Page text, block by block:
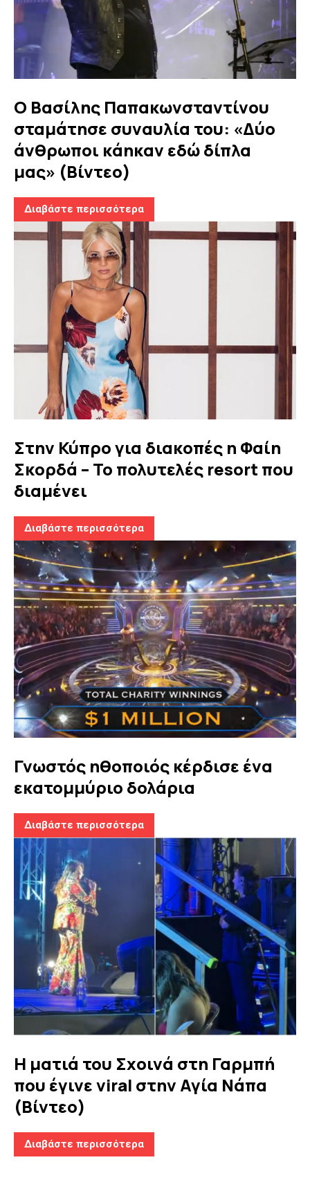
Ο Βασίλης Παπακωνσταντίνου
σταμάτησε συναυλία του: «Δύο
άνθρωποι κάηκαν εδώ δίπλα
μας» (Βίντεο)
Διαβάστε περισσότερα
Στην Κύπρο για διακοπές η Φαίη
Σκορδά – Το πολυτελές resort που
διαμένει
Διαβάστε περισσότερα
Γνωστός ηθοποιός κέρδισε ένα
εκατομμύριο δολάρια
Διαβάστε περισσότερα
Η ματιά του Σχοινά στη Γαρμπή
που έγινε viral στην Αγία Νάπα
(Βίντεο)
Διαβάστε περισσότερα